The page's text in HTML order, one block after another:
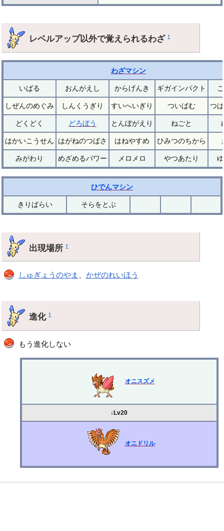
レベルアップ以外で覚えられるわざ†
わざマシン
いばる おんがえし からげんき ギガインパクト
しぜんのめぐみ しんくうぎり すいへいぎり ついばむ つ
どくどく どろぼう とんぼがえり ねごと
はかいこうせん はがねのつばさ はねやすめ ひみつのちから
みがわり めざめるパワー メロメロ やつあたり
ひでんマシン
きりばらい そらをとぶ
出現場所†
しゅぎょうのやま かぜのれいほう
進化†
もう進化しない
オニスズメ
↓Lv20
オニドリル